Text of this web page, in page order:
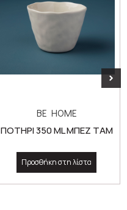
BE HOME
ΠΟΤΗΡΙ 350 ML ΜΠΕΖ TAM
Προσθήκη στη λίστα